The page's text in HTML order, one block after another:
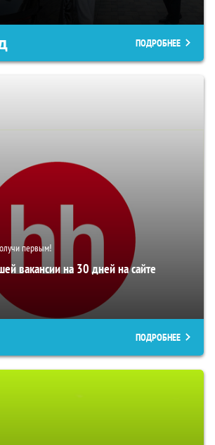
ПОДРОБНЕЕ
первым!
вакансии на 30 дней на сайте
ПОДРОБНЕЕ